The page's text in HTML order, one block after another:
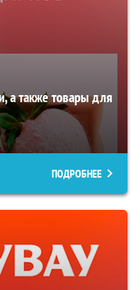
а также товары для
ПОДРОБНЕЕ